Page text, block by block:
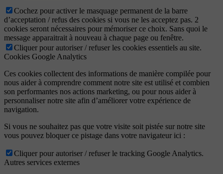
Cochez pour activer le masquage permanent de la barre
d’acceptation / refus des cookies si vous ne les acceptez pas. 2
cookies seront nécessaires pour mémoriser ce choix. Sans quoi le
message apparaitrait à nouveau à chaque page ou fenêtre.
Cliquer pour autoriser / refuser les cookies essentiels au site.
Cookies Google Analytics
Ces cookies collectent des informations de manière compilée pour
nous aider à comprendre comment notre site est utilisé et combien
son performantes nos actions marketing, ou pour nous aider à
personnaliser notre site afin d’améliorer votre expérience de
navigation.
Si vous ne souhaitez pas que votre visite soit pistée sur notre site
vous pouvez bloquer ce pistage dans votre navigateur ici :
Cliquer pour autoriser / refuser le tracking Google Analytics.
Autres services externes